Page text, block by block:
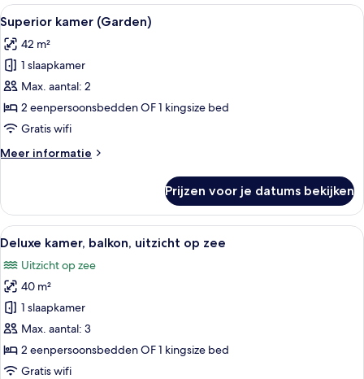
uitzicht
op
zee
(Superior,
with
Alle
foto's
voor
Superior
kamer
(Garden)
laden
Hotelkamer met een bed, bureau
8
Superior kamer (Garden)
42 m²
1 slaapkamer
Max. aantal: 2
2 eenpersoonsbedden OF 1 kingsize bed
Gratis wifi
Meer informatie
Meer
kamer
(Garden)
Prijzen voor je datums bekijken
Alle
foto's
voor
Deluxe
kamer,
balkon,
uitzicht
op
Deluxe kamer, balkon, uitzicht op
10
Deluxe kamer, balkon, uitzicht op zee
Uitzicht op zee
40 m²
1 slaapkamer
Max. aantal: 3
2 eenpersoonsbedden OF 1 kingsize bed
Gratis wifi